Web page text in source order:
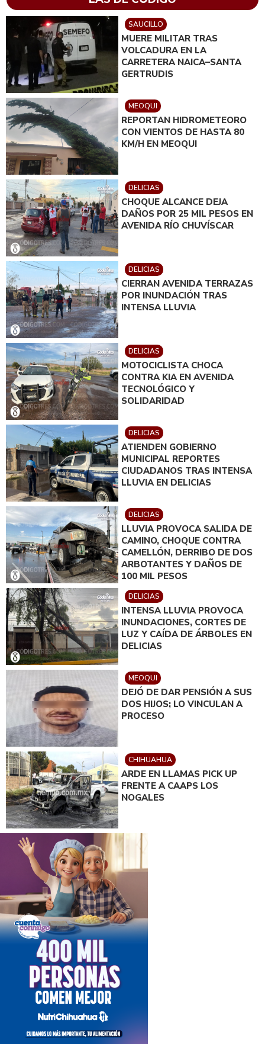
SAUCILLO
MUERE MILITAR TRAS
VOLCADURA EN LA
CARRETERA NAICA–SANTA
GERTRUDIS
MEOQUI
REPORTAN HIDROMETEORO
CON VIENTOS DE HASTA 80
KM/H EN MEOQUI
DELICIAS
CHOQUE ALCANCE DEJA
DAÑOS POR 25 MIL PESOS EN
AVENIDA RÍO CHUVÍSCAR
DELICIAS
CIERRAN AVENIDA TERRAZAS
POR INUNDACIÓN TRAS
INTENSA LLUVIA
DELICIAS
MOTOCICLISTA CHOCA
CONTRA KIA EN AVENIDA
TECNOLÓGICO Y
SOLIDARIDAD
DELICIAS
ATIENDEN GOBIERNO
MUNICIPAL REPORTES
CIUDADANOS TRAS INTENSA
LLUVIA EN DELICIAS
DELICIAS
LLUVIA PROVOCA SALIDA DE
CAMINO, CHOQUE CONTRA
CAMELLÓN, DERRIBO DE DOS
ARBOTANTES Y DAÑOS DE
100 MIL PESOS
DELICIAS
INTENSA LLUVIA PROVOCA
INUNDACIONES, CORTES DE
LUZ Y CAÍDA DE ÁRBOLES EN
DELICIAS
MEOQUI
DEJÓ DE DAR PENSIÓN A SUS
DOS HIJOS; LO VINCULAN A
PROCESO
CHIHUAHUA
ARDE EN LLAMAS PICK UP
FRENTE A CAAPS LOS
NOGALES